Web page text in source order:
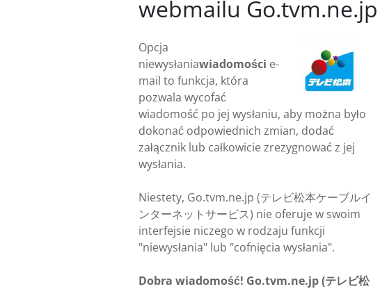
webmailu Go.tvm.ne.jp
Opcja
niewysłaniawiadomości e-
mail to funkcja, która
pozwala wycofać
wiadomość po jej wysłaniu, aby można było
dokonać odpowiednich zmian, dodać
załącznik lub całkowicie zrezygnować z jej
wysłania.
Niestety, Go.tvm.ne.jp (テレビ松本ケーブルイ
ンターネットサービス) nie oferuje w swoim
interfejsie niczego w rodzaju funkcji
"niewysłania" lub "cofnięcia wysłania".
Dobra wiadomość! Go.tvm.ne.jp (テレビ松